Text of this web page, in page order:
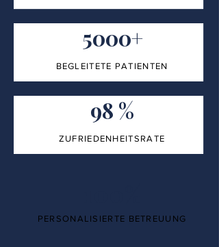
5000+
BEGLEITETE PATIENTEN
98 %
ZUFRIEDENHEITSRATE
PERSONALISIERTE BETREUUNG